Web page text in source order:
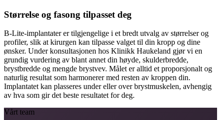
Størrelse og fasong tilpasset deg
B-Lite-implantater er tilgjengelige i et bredt utvalg av størrelser og
profiler, slik at kirurgen kan tilpasse valget til din kropp og dine
ønsker. Under konsultasjonen hos Klinikk Haukeland gjør vi en
grundig vurdering av blant annet din høyde, skulderbredde,
brystbredde og mengde brystvev. Målet er alltid et proporsjonalt og
naturlig resultat som harmonerer med resten av kroppen din.
Implantatet kan plasseres under eller over brystmuskelen, avhengig
av hva som gir det beste resultatet for deg.
Vårt team